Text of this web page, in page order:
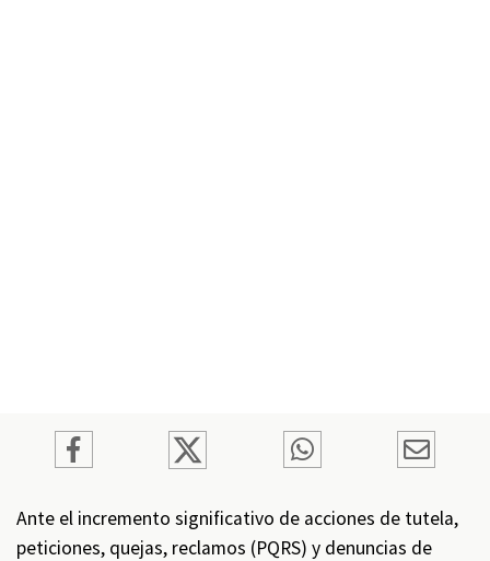
Ante el incremento significativo de acciones de tutela,
peticiones, quejas, reclamos (PQRS) y denuncias de